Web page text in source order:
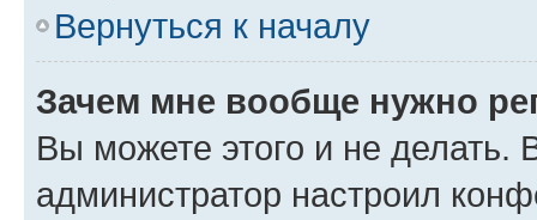
Вернуться к началу
Зачем мне вообще нужно
Вы можете этого и не делать.
администратор настроил